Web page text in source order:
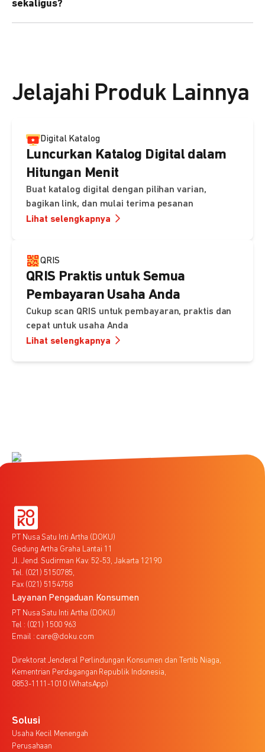
kebutuhan Anda.
sekaligus?
Jelajahi Produk Lainnya
Digital Katalog
Luncurkan Katalog Digital dalam
Hitungan Menit
Buat katalog digital dengan pilihan varian,
bagikan link, dan mulai terima pesanan
Lihat selengkapnya
QRIS
QRIS Praktis untuk Semua
Pembayaran Usaha Anda
Cukup scan QRIS untuk pembayaran, praktis dan
cepat untuk usaha Anda
Lihat selengkapnya
PT Nusa Satu Inti Artha (DOKU)
Gedung Artha Graha Lantai 11
Jl. Jend. Sudirman Kav. 52-53, Jakarta 12190
Tel. (021) 5150785,
Fax (021) 5154758
Layanan Pengaduan Konsumen
PT Nusa Satu Inti Artha (DOKU)
Tel : (021) 1500 963
Email : care@doku.com
Direktorat Jenderal Perlindungan Konsumen dan Tertib Niaga,
Kementrian Perdagangan Republik Indonesia,
0853-1111-1010 (WhatsApp)
Solusi
Usaha Kecil Menengah
Perusahaan